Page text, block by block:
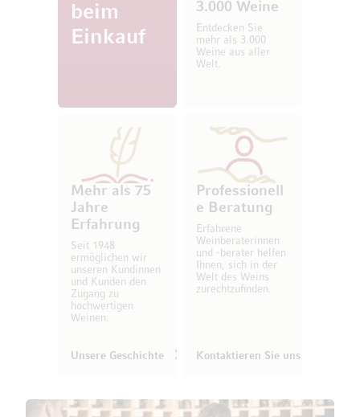
beim
Einkauf
3.000 Weine
Entdecken Sie
mehr als 3.000
Weine aus aller
Welt.
Mehr als 75
Jahre
Erfahrung
Seit 1948
ermöglichen wir
unseren Kundinnen
und Kunden den
Zugang zu
hochwertigen
Weinen.
Unsere Geschichte
Professionell
e Beratung
Erfahrene
Weinberaterinnen
und -berater helfen
Ihnen, sich in der
Welt des Weins
zurechtzufinden.
Kontaktieren Sie uns